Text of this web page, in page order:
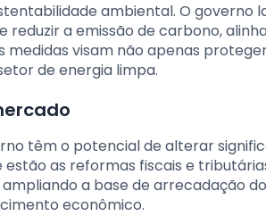
ambiental. O governo
a emissão de carbono,
visam não apenas
de energia limpa.
têm o potencial de alterar
as reformas fiscais e
a base de arrecadação
econômico.